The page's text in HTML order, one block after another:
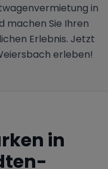
in
machen Sie Ihren
Erlebnis. Jetzt
erleben!
in